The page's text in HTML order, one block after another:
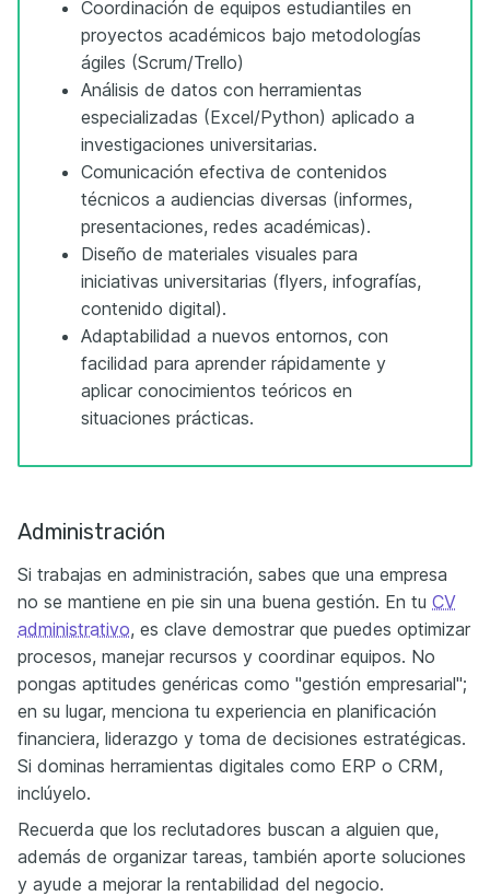
Coordinación de equipos estudiantiles en
proyectos académicos bajo metodologías
ágiles (Scrum/Trello)
Análisis de datos con herramientas
especializadas (Excel/Python) aplicado a
investigaciones universitarias.
Comunicación efectiva de contenidos
técnicos a audiencias diversas (informes,
presentaciones, redes académicas).
Diseño de materiales visuales para
iniciativas universitarias (flyers, infografías,
contenido digital).
Adaptabilidad a nuevos entornos, con
facilidad para aprender rápidamente y
aplicar conocimientos teóricos en
situaciones prácticas.
Administración
Si trabajas en administración, sabes que una empresa
no se mantiene en pie sin una buena gestión. En tu CV
administrativo, es clave demostrar que puedes optimizar
procesos, manejar recursos y coordinar equipos. No
pongas aptitudes genéricas como "gestión empresarial";
en su lugar, menciona tu experiencia en planificación
financiera, liderazgo y toma de decisiones estratégicas.
Si dominas herramientas digitales como ERP o CRM,
inclúyelo.
Recuerda que los reclutadores buscan a alguien que,
además de organizar tareas, también aporte soluciones
y ayude a mejorar la rentabilidad del negocio.